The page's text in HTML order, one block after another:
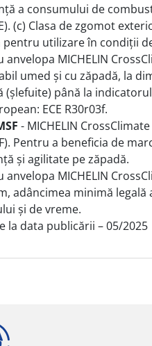
a consumului de
(c) Clasa de zgomot
pentru utilizare în condiții
anvelopa MICHELIN
umed și cu zăpadă, la
(șlefuite) până la
ECE R30r03f.
- MICHELIN
Pentru a beneficia de
și agilitate pe zăpadă.
anvelopa MICHELIN
adâncimea minimă
și de vreme.
la data publicării – 05/2025